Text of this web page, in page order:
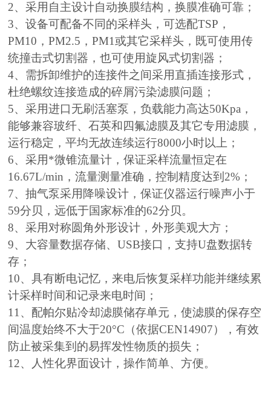
2、采用自主设计自动换膜结构，换膜准确可靠；
3、设备可配备不同的采样头，可选配TSP，
PM10，PM2.5，PM1或其它采样头，既可使用传
统撞击式切割器，也可使用旋风式切割器；
4、需拆卸维护的连接件之间采用直插连接形式，
杜绝螺纹连接造成的碎屑污染滤膜问题；
5、采用进口无刷活塞泵，负载能力高达50Kpa，
能够兼容玻纤、石英和四氟滤膜及其它专用滤膜，
运行稳定，平均无故连续运行8000小时以上；
6、采用*微锥流量计，保证采样流量恒定在
16.67L/min，流量测量准确，控制精度达到2%；
7、抽气泵采用降噪设计，保证仪器运行噪声小于
59分贝，远低于国家标准的62分贝。
8、采用对称圆角外形设计，外形美观大方；
9、大容量数据存储、USB接口，支持U盘数据转
存；
10、具有断电记忆，来电后恢复采样功能并继续累
计采样时间和记录来电时间；
11、配帕尔贴冷却滤膜储存单元，使滤膜的保存空
间温度始终不大于20°C（依据CEN14907），有效
防止被采集到的易挥发性物质的损失；
12、人性化界面设计，操作简单、方便。